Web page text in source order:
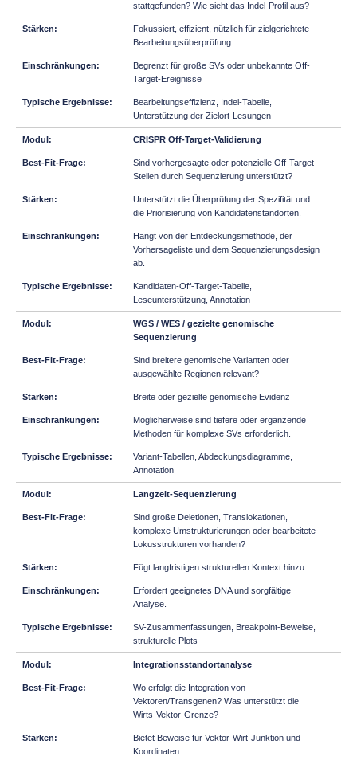
stattgefunden? Wie sieht das Indel-Profil aus?
Fokussiert, effizient, nützlich für zielgerichtete
Bearbeitungsüberprüfung
Begrenzt für große SVs oder unbekannte Off-
Target-Ereignisse
Bearbeitungseffizienz, Indel-Tabelle,
Unterstützung der Zielort-Lesungen
CRISPR Off-Target-Validierung
Sind vorhergesagte oder potenzielle Off-Target-
Stellen durch Sequenzierung unterstützt?
Unterstützt die Überprüfung der Spezifität und
die Priorisierung von Kandidatenstandorten.
Hängt von der Entdeckungsmethode, der
Vorhersageliste und dem Sequenzierungsdesign
ab.
Kandidaten-Off-Target-Tabelle,
Leseunterstützung, Annotation
WGS / WES / gezielte genomische
Sequenzierung
Sind breitere genomische Varianten oder
ausgewählte Regionen relevant?
Breite oder gezielte genomische Evidenz
Möglicherweise sind tiefere oder ergänzende
Methoden für komplexe SVs erforderlich.
Variant-Tabellen, Abdeckungsdiagramme,
Annotation
Langzeit-Sequenzierung
Sind große Deletionen, Translokationen,
komplexe Umstrukturierungen oder bearbeitete
Lokusstrukturen vorhanden?
Fügt langfristigen strukturellen Kontext hinzu
Erfordert geeignetes DNA und sorgfältige
Analyse.
SV-Zusammenfassungen, Breakpoint-Beweise,
strukturelle Plots
Integrationsstandortanalyse
Wo erfolgt die Integration von
Vektoren/Transgenen? Was unterstützt die
Wirts-Vektor-Grenze?
Bietet Beweise für Vektor-Wirt-Junktion und
Koordinaten